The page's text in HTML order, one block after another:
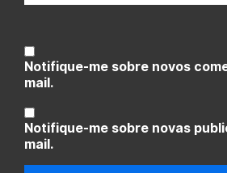
Notifique-me sobre novos
mail.
Notifique-me sobre novas
mail.